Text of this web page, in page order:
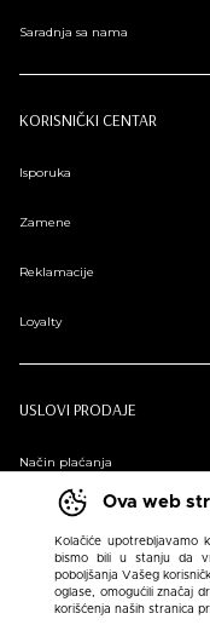
Ova web
Kolačiće upotrebljavamo
bismo bili u stanju da
poboljšanja Vašeg
oglase, omogućili značaj
korišćenja naših stranica
Saradnja sa nama
KORISNIČKI CENTAR
Isporuka
Zamene
Reklamacije
Loyalty
USLOVI PRODAJE
Način plaćanja
Plaćanje na rate
Sindikalna prodaja